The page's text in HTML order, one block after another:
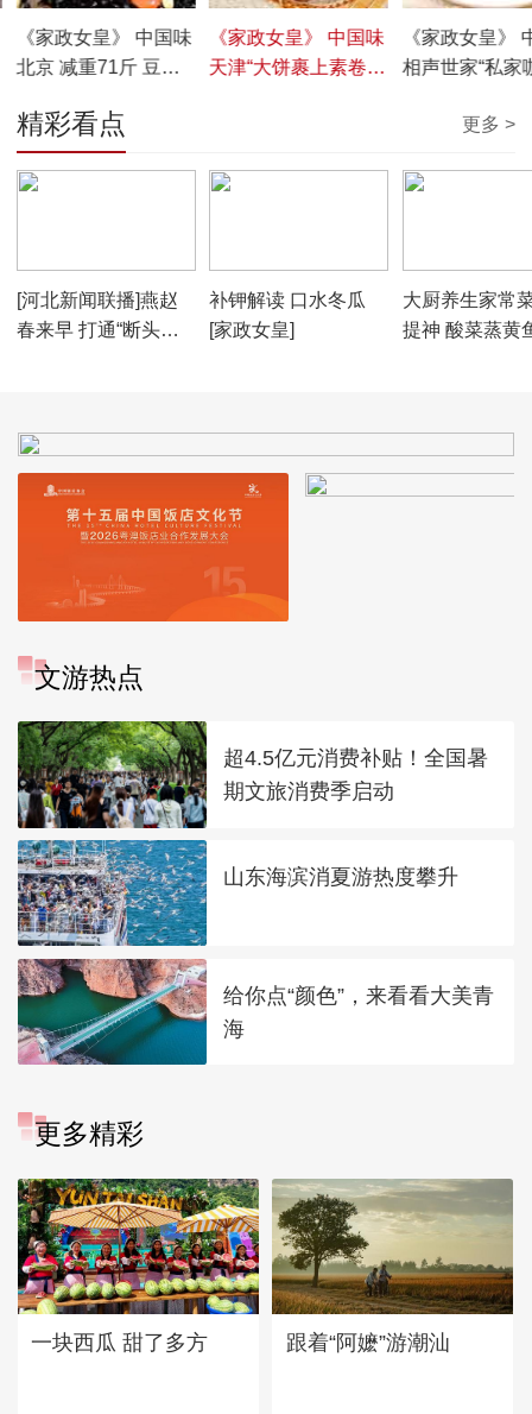
《家政女皇》 中国味
北京 减重71斤 豆腐
《家政女皇》 中国味
天津“大饼裹上素卷
《家政女皇》
相声世家“私家
精彩看点 更多 >
[河北新闻联播]燕赵
春来早 打通“断头路”
补钾解读 口水冬瓜
[家政女皇]
大厨养生家常
提神 酸菜蒸黄
文游热点
超4.5亿元消费补贴！全国暑
期文旅消费季启动
山东海滨消夏游热度攀升
给你点“颜色”，来看看大美青
海
更多精彩
一块西瓜 甜了多方 跟着“阿嬷”游潮汕